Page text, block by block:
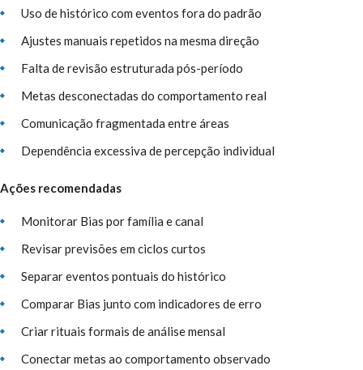
Uso de histórico com eventos fora do padrão
Ajustes manuais repetidos na mesma direção
Falta de revisão estruturada pós-período
Metas desconectadas do comportamento real
Comunicação fragmentada entre áreas
Dependência excessiva de percepção individual
Ações recomendadas
Monitorar Bias por família e canal
Revisar previsões em ciclos curtos
Separar eventos pontuais do histórico
Comparar Bias junto com indicadores de erro
Criar rituais formais de análise mensal
Conectar metas ao comportamento observado